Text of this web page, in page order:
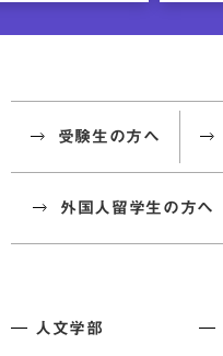
受験生の方へ
外国人留学生の方へ
人文学部